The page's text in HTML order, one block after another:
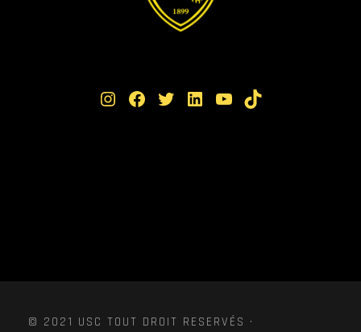
Instagram Facebook Twitter LinkedIn YouTube TikTok
© 2021 USC TOUT DROIT RESERVÉS ·